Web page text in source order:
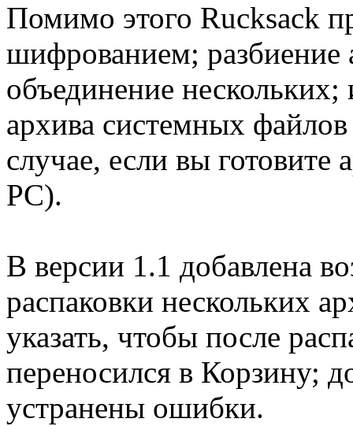
Помимо этого Rucksack
шифрованием; разбиение
объединение
архива системных
случае, если вы готовите
PC).
В версии 1.1 добавлена
распаковки нескольких
указать, чтобы после
переносился в Корзину;
устранены ошибки.